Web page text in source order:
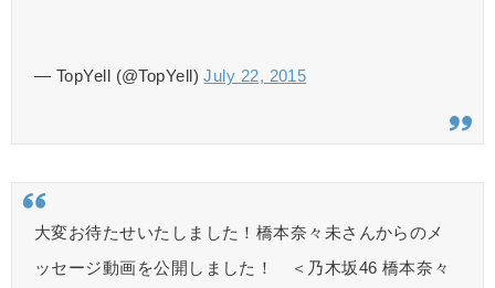
— TopYell (@TopYell)July 22, 2015
大変お待たせいたしました！橋本奈々未さんからのメ
ッセージ動画を公開しました！ ＜乃木坂46 橋本奈々